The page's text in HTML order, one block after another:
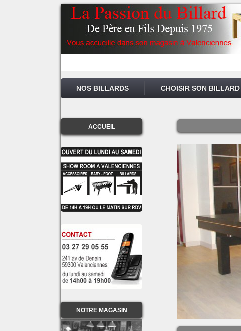
NOS BILLARDS CHOISIR SON BILLARD
ACCUEIL
NOTRE MAGASIN